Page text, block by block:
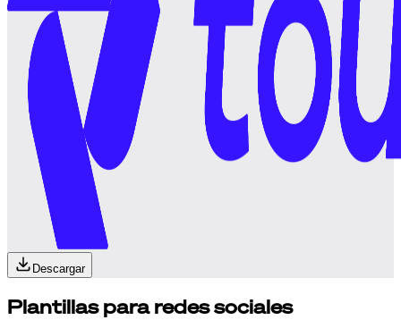
Descargar
Plantillas para redes sociales